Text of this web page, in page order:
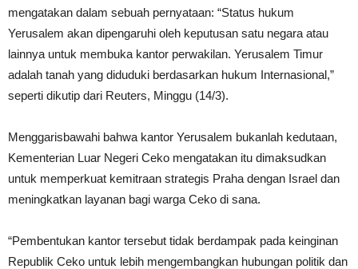
mengatakan dalam sebuah pernyataan: “Status hukum
Yerusalem akan dipengaruhi oleh keputusan satu negara atau
lainnya untuk membuka kantor perwakilan. Yerusalem Timur
adalah tanah yang diduduki berdasarkan hukum Internasional,”
seperti dikutip dari Reuters, Minggu (14/3).
Menggarisbawahi bahwa kantor Yerusalem bukanlah kedutaan,
Kementerian Luar Negeri Ceko mengatakan itu dimaksudkan
untuk memperkuat kemitraan strategis Praha dengan Israel dan
meningkatkan layanan bagi warga Ceko di sana.
“Pembentukan kantor tersebut tidak berdampak pada keinginan
Republik Ceko untuk lebih mengembangkan hubungan politik dan